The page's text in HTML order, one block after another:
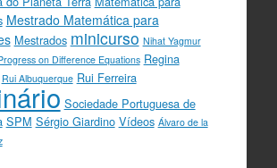
Mestrado Matemática para
Mestrados minicurso Nihat Yagmur
on Difference Equations Regina
Rui Albuquerque Rui Ferreira
Sociedade Portuguesa de
SPM Sérgio Giardino Vídeos Álvaro de la